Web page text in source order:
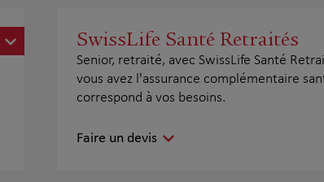
SwissLife Santé Retraités
Senior, retraité, avec SwissLife Santé
vous avez l'assurance complémentaire
correspond à vos besoins.
Faire un devis